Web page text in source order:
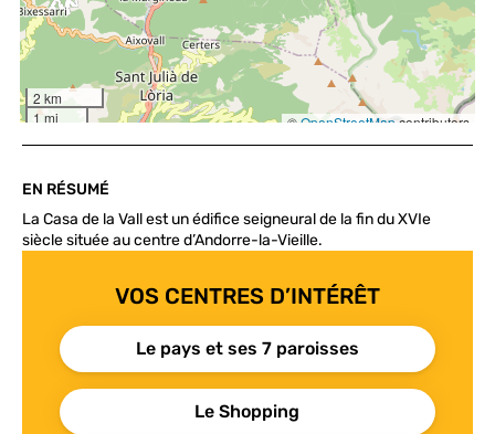
EN RÉSUMÉ
La Casa de la Vall est un édifice seigneural de la fin du XVIe
siècle située au centre d’Andorre-la-Vieille.
VOS CENTRES D’INTÉRÊT
Le pays et ses 7 paroisses
Le Shopping